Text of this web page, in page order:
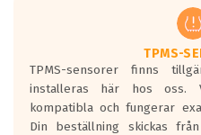
regelverket som introduceras
Ett däck med två svarta
godkända för år 2016 nya
Ett däck med en svart våg
minst tre decibel tystare än
regelverk som börjar gälla
TPMS-
TPMS-sensorer finns
installeras här hos oss.
kompatibla och fungerar
Din beställning skickas